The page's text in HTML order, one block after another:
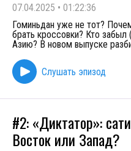
07.04.2025 • 01:22:36
Гоминьдан уже не тот?
брать кроссовки? Кто
Азию? В новом выпуске
Слушать эпизод
#2: «Диктатор»:
Восток или Запад?